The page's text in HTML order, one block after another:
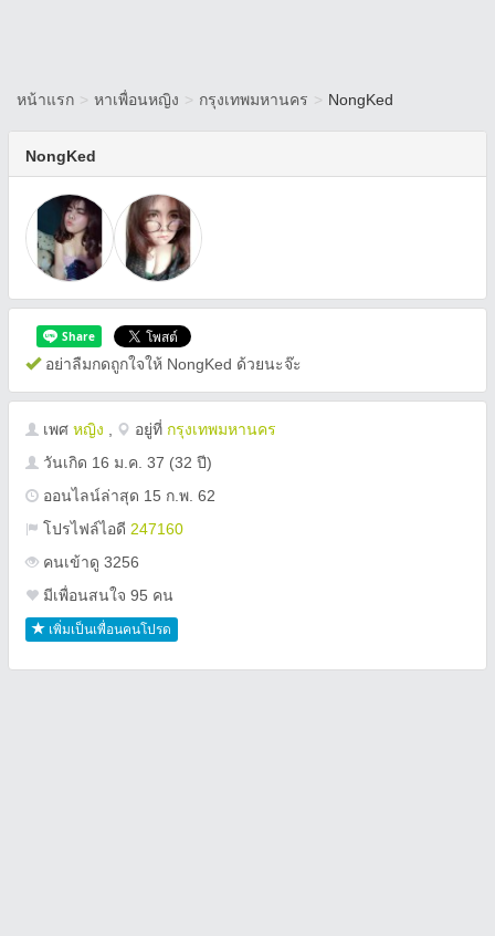
หน้าแรก > หาเพื่อนหญิง > กรุงเทพมหานคร > NongKed
NongKed
อย่าลืมกดถูกใจให้ NongKed ด้วยนะจ๊ะ
เพศ หญิง อยู่ที่ กรุงเทพมหานคร
วันเกิด 16 ม.ค. 37 (32 ปี)
ออนไลน์ล่าสุด 15 ก.พ. 62
โปรไฟล์ไอดี 247160
คนเข้าดู 3256
มีเพื่อนสนใจ 95 คน
เพิ่มเป็นเพื่อนคนโปรด